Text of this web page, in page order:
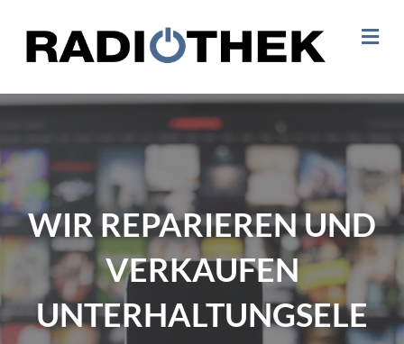
WIR REPARIEREN UND
VERKAUFEN
UNTERHALTUNGSELE